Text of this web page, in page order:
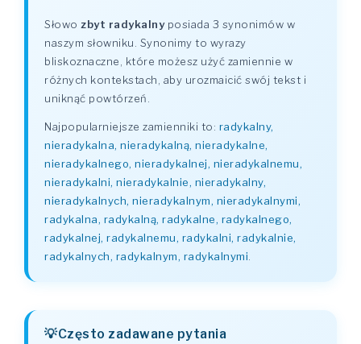
Słowo zbyt radykalnyposiada 3 synonimów w
naszym słowniku. Synonimy to wyrazy
bliskoznaczne, które możesz użyć zamiennie w
różnych kontekstach, aby urozmaicić swój tekst i
uniknąć powtórzeń.
Najpopularniejsze zamienniki to: radykalny,
nieradykalna, nieradykalną, nieradykalne,
nieradykalnego, nieradykalnej, nieradykalnemu,
nieradykalni, nieradykalnie, nieradykalny,
nieradykalnych, nieradykalnym, nieradykalnymi,
radykalna, radykalną, radykalne, radykalnego,
radykalnej, radykalnemu, radykalni, radykalnie,
radykalnych, radykalnym, radykalnymi
Często zadawane pytania